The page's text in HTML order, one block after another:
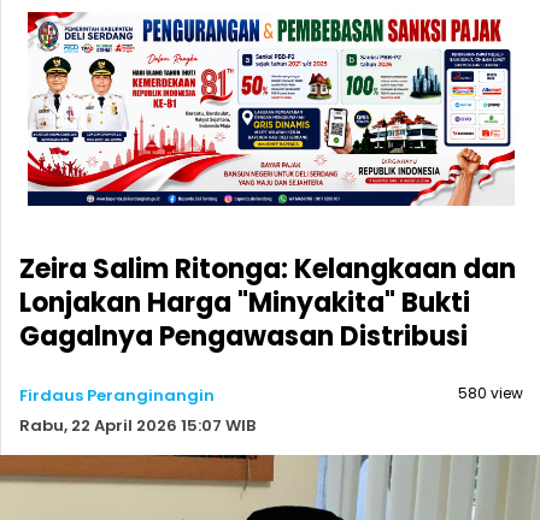
Zeira Salim Ritonga: Kelangkaan dan
Lonjakan Harga "Minyakita" Bukti
Gagalnya Pengawasan Distribusi
Firdaus Peranginangin
Rabu, 22 April 2026 15:07 WIB
580 view